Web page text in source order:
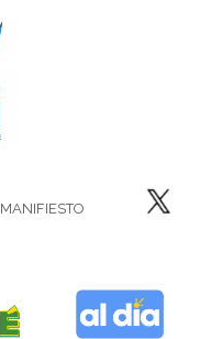
MANIFIESTO